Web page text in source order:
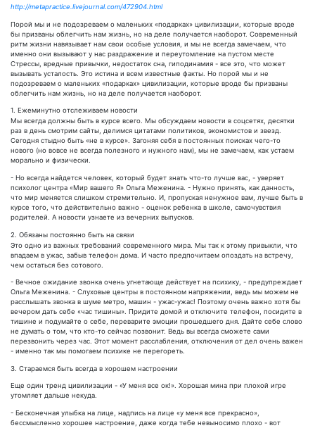
http://metapractice.livejournal.com/472904.html
Порой мы и не подозреваем о маленьких «подарках» цивилизации, которые вроде
бы призваны облегчить нам жизнь, но на деле получается наоборот. Современный
ритм жизни навязывает нам свои особые условия, и мы не всегда замечаем, что
именно они вызывают у нас раздражение и переутомление на пустом месте
Стрессы, вредные привычки, недостаток сна, гиподинамия - все это, что может
вызывать усталость. Это истина и всем известные факты. Но порой мы и не
подозреваем о маленьких «подарках» цивилизации, которые вроде бы призваны
облегчить нам жизнь, но на деле получается наоборот.
1. Ежеминутно отслеживаем новости
Мы всегда должны быть в курсе всего. Мы обсуждаем новости в соцсетях, десятки
раз в день смотрим сайты, делимся цитатами политиков, экономистов и звезд.
Сегодня стыдно быть «не в курсе». Загоняя себя в постоянных поисках чего-то
нового (но вовсе не всегда полезного и нужного нам), мы не замечаем, как устаем
морально и физически.
- Но всегда найдется человек, который будет знать что-то лучше вас, - уверяет
психолог центра «Мир вашего Я» Ольга Меженина. - Нужно принять, как данность,
что мир меняется слишком стремительно. И, пропуская ненужное вам, лучше быть в
курсе того, что действительно важно - оценок ребенка в школе, самочувствия
родителей. А новости узнаете из вечерних выпусков.
2. Обязаны постоянно быть на связи
Это одно из важных требований современного мира. Мы так к этому привыкли, что
впадаем в ужас, забыв телефон дома. И часто предпочитаем опоздать на встречу,
чем остаться без сотового.
- Вечное ожидание звонка очень угнетающе действует на психику, - предупреждает
Ольга Меженина. - Слуховые центры в постоянном напряжении, ведь мы можем не
расслышать звонка в шуме метро, машин - ужас-ужас! Поэтому очень важно хотя бы
вечером дать себе «час тишины». Придите домой и отключите телефон, посидите в
тишине и подумайте о себе, переварите эмоции прошедшего дня. Дайте себе слово
не думать о том, что кто-то сейчас позвонит. Ведь вы всегда сможете сами
перезвонить через час. Этот момент расслабления, отключения от дел очень важен
- именно так мы помогаем психике не перегореть.
3. Стараемся быть всегда в хорошем настроении
Еще один тренд цивилизации - «У меня все ок!». Хорошая мина при плохой игре
утомляет дальше некуда.
- Бесконечная улыбка на лице, надпись на лице «у меня все прекрасно»,
бессмысленно хорошее настроение, даже когда тебе невыносимо плохо - вот